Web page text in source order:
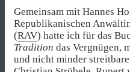
Gemeinsam mit Hannes
Republikanischen
(RAV) hatte ich für das
Tradition das Vergnügen,
und nicht minder